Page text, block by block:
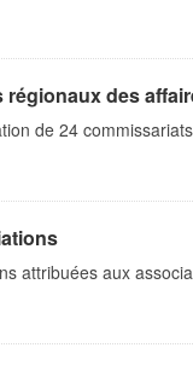
des
de 24
attribuées aux